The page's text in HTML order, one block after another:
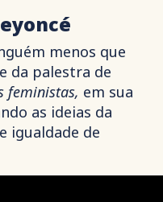
menos que
da palestra de
feministas, em sua
as ideias da
igualdade de